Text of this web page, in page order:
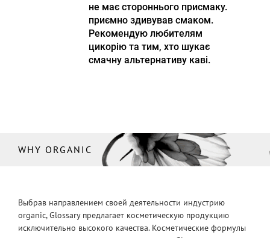
не має стороннього присмаку.
приємно здивував смаком.
Рекомендую любителям
цикорію та тим, хто шукає
смачну альтернативу каві.
WHY ORGANIC
Выбрав направлением своей деятельности индустрию
organic, Glossary предлагает косметическую продукцию
исключительно высокого качества. Косметические формулы